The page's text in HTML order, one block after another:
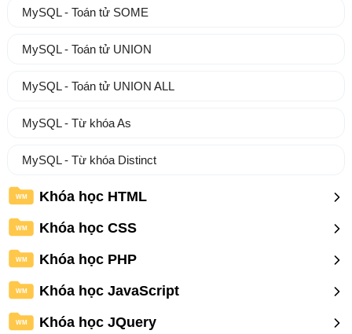
MySQL - Toán tử SOME
MySQL - Toán tử UNION
MySQL - Toán tử UNION ALL
MySQL - Từ khóa As
MySQL - Từ khóa Distinct
WM Khóa học HTML
WM Khóa học CSS
WM Khóa học PHP
WM Khóa học JavaScript
WM Khóa học JQuery